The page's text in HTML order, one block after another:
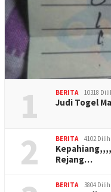
1 BERITA 10318
Judi Togel
2 BERITA 4102
Rejang…
BERITA 3804